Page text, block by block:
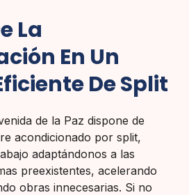
La
En Un
De Split
de la Paz dispone de
acondicionado por split,
adaptándonos a las
preexistentes, acelerando
obras innecesarias. Si no